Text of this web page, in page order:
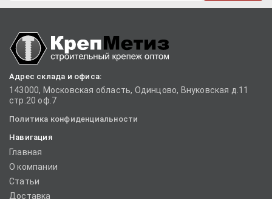
Адрес склада и офиса:
143000, Московская область, Одинцово, Внуковская д.11
стр.20 оф.7
Политика конфиденциальности
Навигация
Главная
О компании
Статьи
Доставка